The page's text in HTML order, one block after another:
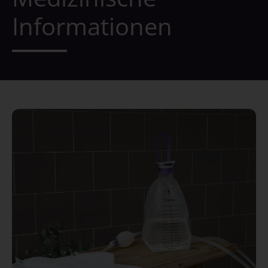
Informationen